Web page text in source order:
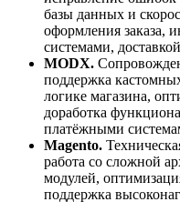
базы данных и
оформления заказа,
системами,
MODX.
поддержка
логике магазина,
доработка
платёжными
Magento.
работа со сложной
модулей,
поддержка